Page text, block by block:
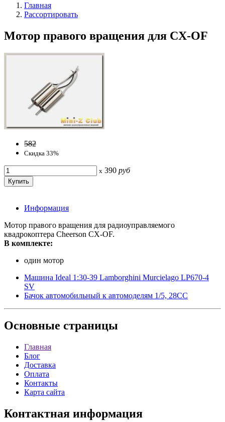
Главная
Рассортировать
Мотор правого вращения для CX-OF
582
Скидка 33%
x 390 руб
Информация
Мотор правого вращения для радиоуправляемого
квадрокоптера Cheerson CX-OF.
В комплекте:
один мотор
Машина Ideal 1:30-39 Lamborghini Murcielago LP670-4
SV
Бачок автомобильный к автомоделям 1/5, 28СС
Основные страницы
Главная
Блог
Доставка
Оплата
Контакты
Карта сайта
Контактная информация